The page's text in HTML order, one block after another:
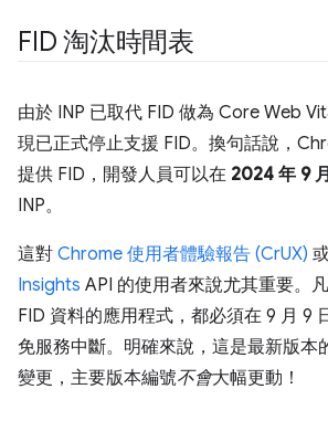
FID 淘汰時間表
由於 INP 已取代 FID 做為 Core Web
現已正式停止支援 FID。換句話說，
提供 FID，開發人員可以在 2024 年 9
INP。
這對 Chrome 使用者體驗報告 (CrUX)
Insights API 的使用者來說尤其重要。
FID 資料的應用程式，都必須在 9 月 9
免服務中斷。明確來說，這是最新版本
變更，主要版本編號不會大幅更動！